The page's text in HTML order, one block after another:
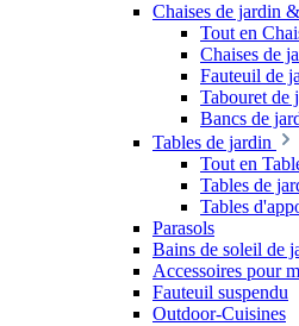
Chaises de jardin
Tout en
Chaises de
Fauteuil de
Tabouret de
Bancs de
Tables de jardin
Tout en
Tables de
Tables
Parasols
Bains de soleil de
Accessoires pour
Fauteuil suspendu
Outdoor-Cuisines